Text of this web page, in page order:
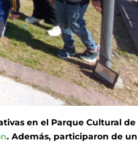
en el Parque Cultural de
. Además, participaron de un